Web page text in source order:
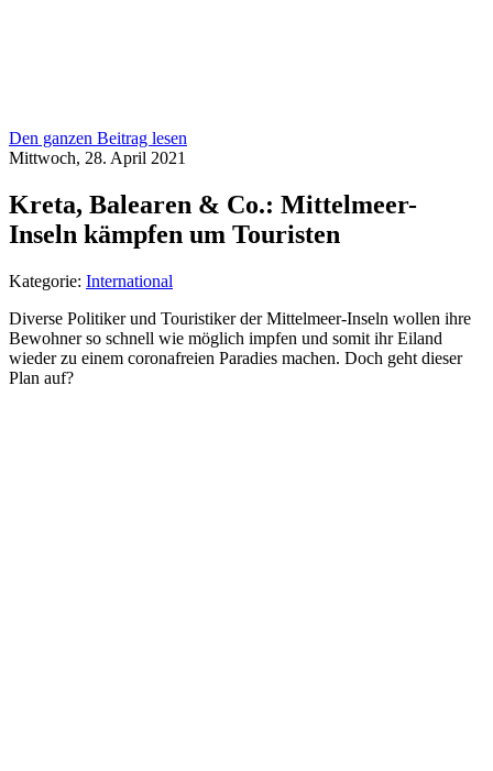
Den ganzen Beitrag lesen
Mittwoch, 28. April 2021
Kreta, Balearen & Co.: Mittelmeer-
Inseln kämpfen um Touristen
Kategorie: International
Diverse Politiker und Touristiker der Mittelmeer-Inseln wollen ihre
Bewohner so schnell wie möglich impfen und somit ihr Eiland
wieder zu einem coronafreien Paradies machen. Doch geht dieser
Plan auf?